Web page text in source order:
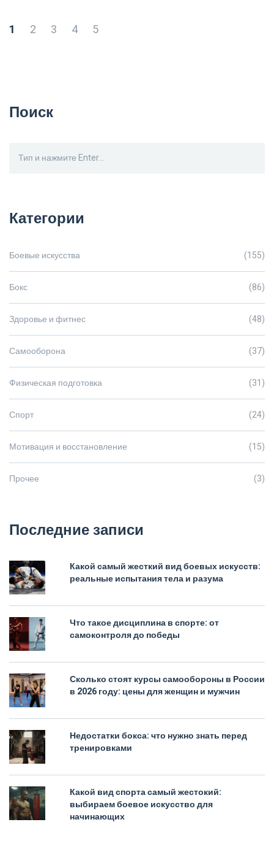
1 2 3 4 5
Поиск
Категории
Боевые искусства (155)
Бокс (86)
Здоровье и фитнес (48)
Самооборона (37)
Физическая подготовка (31)
Спорт (24)
Мотивация и восстановление (15)
Прочее (3)
Последние записи
Какой самый жесткий вид боевых искусств:
реальные испытания тела и разума
Что такое дисциплина в спорте: от
самоконтроля до победы
Сколько стоят курсы самообороны в России
в 2026 году: цены для женщин и мужчин
Недостатки бокса: что нужно знать перед
тренировками
Какой вид спорта самый жестокий:
выбираем боевое искусство для
начинающих